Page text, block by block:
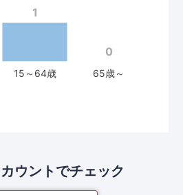
ウントでチェック